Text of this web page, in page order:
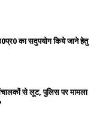
उ0प्र0 का सदुपयोग किये जाने हेतु
से लूट, पुलिस पर मामला